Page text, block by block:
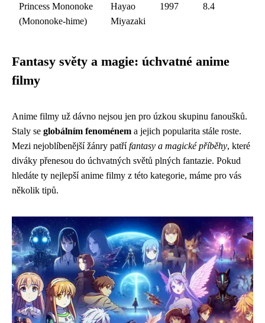
Princess Mononoke
(Mononoke-hime)
Hayao
Miyazaki
1997 8.4
Fantasy světy a magie: úchvatné anime
filmy
Anime filmy už dávno nejsou jen pro úzkou skupinu fanoušků.
Staly se globálním fenoménem a jejich popularita stále roste.
Mezi nejoblíbenější žánry patřífantasy a magické příběhy, které
diváky přenesou do úchvatných světů plných fantazie. Pokud
hledáte ty nejlepší anime filmy z této kategorie, máme pro vás
několik tipů.